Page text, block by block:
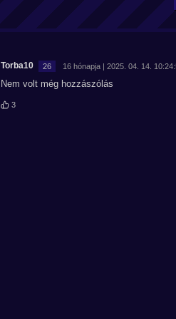
Torba10 26 16 hónapja | 2025. 04. 14.
Nem volt még hozzászólás
3